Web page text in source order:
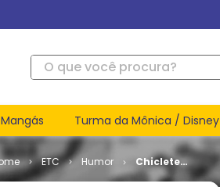
O que você procura?
Mangás Turma da Mônica / Disney
ETC Humor
Chiclete
com